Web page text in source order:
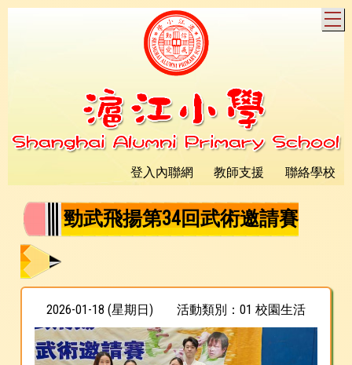
登入內聯網 教師支援 聯絡學校
勁武飛揚第34回武術邀請賽
2026-01-18 (星期日) 活動類別：01 校園生活